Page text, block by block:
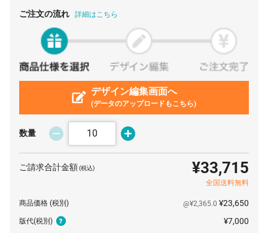
90 枚
¥499 ¥57,640
¥60,456
¥449 ¥7,700
140 枚 ¥437 ¥7,700 ¥68,992
150 枚 ¥427
¥77,451
180 枚 ¥7,700 ¥80,366
190 枚 ¥83,149
ご注文の流れ 詳細はこちら
デザイン編集画面へ
(データのアップロードもこちら)
数量
ご請求合計金額(税込) ¥33,715
全国送料無料
商品価格 (税別) @¥2,365.0 ¥23,650
版代(税別) ¥7,000